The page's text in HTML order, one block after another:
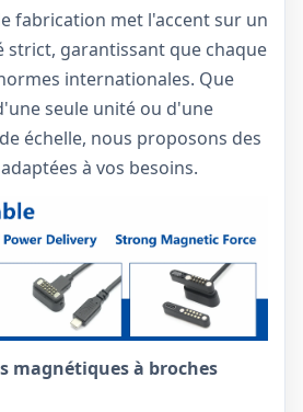
fabrication met l'accent sur un
strict, garantissant que chaque
internationales. Que
seule unité ou d'une
échelle, nous proposons des
à vos besoins.
magnétiques à broches